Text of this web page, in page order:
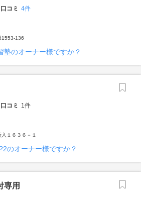
口コミ 4件
1553-136
塾のオーナー様ですか？
口コミ 1件
１６３６－１
のオーナー様ですか？
専用